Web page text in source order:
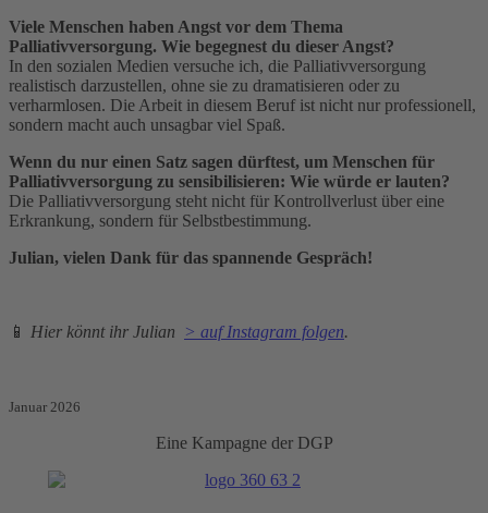
Viele Menschen haben Angst vor dem Thema
Palliativversorgung. Wie begegnest du dieser Angst?
In den sozialen Medien versuche ich, die Palliativversorgung
realistisch darzustellen, ohne sie zu dramatisieren oder zu
verharmlosen. Die Arbeit in diesem Beruf ist nicht nur professionell,
sondern macht auch unsagbar viel Spaß.
Wenn du nur einen Satz sagen dürftest, um Menschen für
Palliativversorgung zu sensibilisieren: Wie würde er lauten?
Die Palliativversorgung steht nicht für Kontrollverlust über eine
Erkrankung, sondern für Selbstbestimmung.
Julian, vielen Dank für das spannende Gespräch!
📱 Hier könnt ihr Julian > auf Instagram folgen.
Januar 2026
Eine Kampagne der DGP